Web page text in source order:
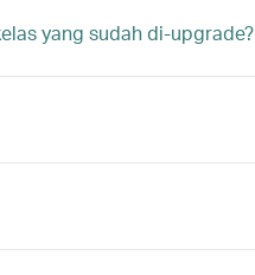
yang sudah di-upgrade?